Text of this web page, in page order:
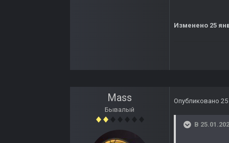
Изменено 25
Mass
Бывалый
Опубликовано
В